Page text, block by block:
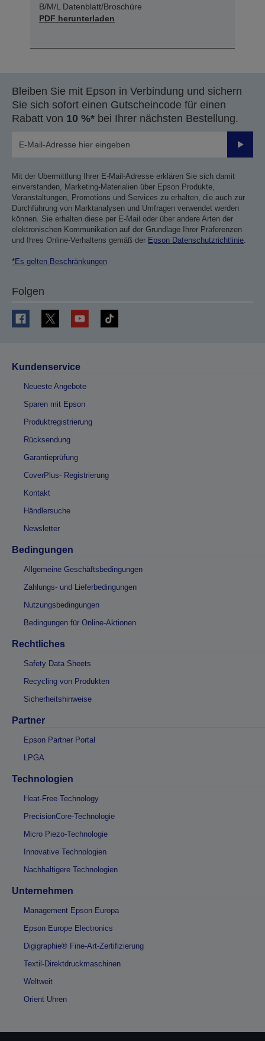
B/M/L Datenblatt/Broschüre
PDF herunterladen
Bleiben Sie mit Epson in Verbindung und sichern
Sie sich sofort einen Gutscheincode für einen
Rabatt von 10 %* bei Ihrer nächsten Bestellung.
Mit der Übermittlung Ihrer E-Mail-Adresse erklären Sie sich damit
einverstanden, Marketing-Materialien über Epson Produkte,
Veranstaltungen, Promotions und Services zu erhalten, die auch zur
Durchführung von Marktanalysen und Umfragen verwendet werden
können. Sie erhalten diese per E-Mail oder über andere Arten der
elektronischen Kommunikation auf der Grundlage Ihrer Präferenzen
und Ihres Online-Verhaltens gemäß der Epson Datenschutzrichtlinie
*Es gelten Beschränkungen
Folgen
Kundenservice
Neueste Angebote
Sparen mit Epson
Produktregistrierung
Rücksendung
Garantieprüfung
CoverPlus- Registrierung
Kontakt
Händlersuche
Newsletter
Bedingungen
Allgemeine Geschäftsbedingungen
Zahlungs- und Lieferbedingungen
Nutzungsbedingungen
Bedingungen für Online-Aktionen
Rechtliches
Safety Data Sheets
Recycling von Produkten
Sicherheitshinweise
Partner
Epson Partner Portal
LPGA
Technologien
Heat-Free Technology
PrecisionCore-Technologie
Micro Piezo-Technologie
Innovative Technologien
Nachhaltigere Technologien
Unternehmen
Management Epson Europa
Epson Europe Electronics
Digigraphie® Fine-Art-Zertifizierung
Textil-Direktdruckmaschinen
Weltweit
Orient Uhren